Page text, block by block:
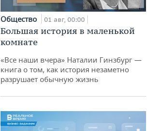
Общество 01 авг, 00:00
Большая история в маленькой
комнате
«Все наши вчера» Наталии Гинзбург —
книга о том, как история незаметно
разрушает обычную жизнь